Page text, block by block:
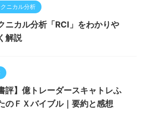
ニカル分析
ニカル分析「RCI」をわかりや
解説
評】億トレーダースキャトレふ
のＦＸバイブル｜要約と感想